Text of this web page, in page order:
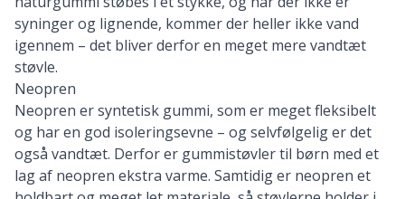
syninger og lignende, kommer der heller ikke vand
igennem – det bliver derfor en meget mere vandtæt
støvle.
Neopren
Neopren er syntetisk gummi, som er meget fleksibelt
og har en god isoleringsevne – og selvfølgelig er det
også vandtæt. Derfor er gummistøvler til børn med et
lag af neopren ekstra varme. Samtidig er neopren et